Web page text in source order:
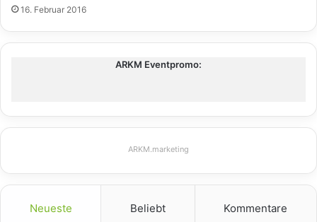
16. Februar 2016
ARKM Eventpromo:
ARKM.marketing
Neueste Beliebt Kommentare